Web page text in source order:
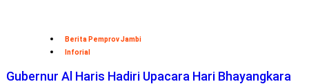
Berita Pemprov Jambi
Inforial
Gubernur Al Haris Hadiri Upacara Hari Bhayangkara